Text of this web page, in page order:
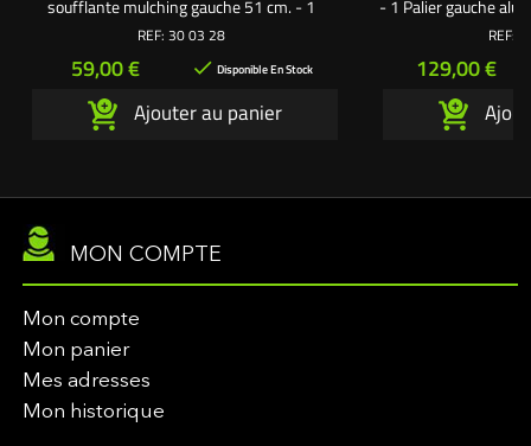
soufflante mulching gauche 51 cm. - 1
Lame soufflante mulching droite 51 cm. - 2
pas à gauche. - 1 Vis de lame 38 mm pas à
frein. Une création exclusive
REF: 30 03 28
Prix
59,00 €  Disponible En Stock
Ajouter au panier
- 1 Palier gauche
axe 150 mm. - 1
Lame soufflante
lame. - 1 Vis de
1 Vis de lame
REF:
Prix
129,00 €
MON COMPTE
Mon compte
Mon panier
Mes adresses
Mon historique